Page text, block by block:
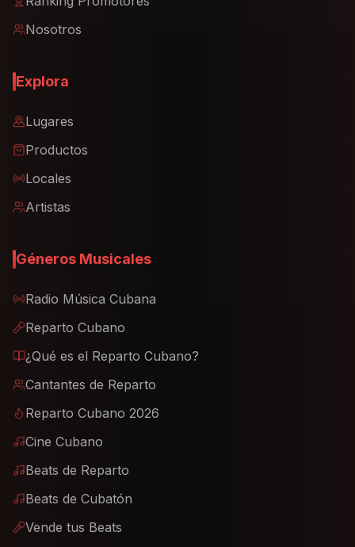
Nosotros
Explora
Lugares
Productos
Locales
Artistas
Géneros Musicales
Radio Música Cubana
Reparto Cubano
¿Qué es el Reparto Cubano?
Cantantes de Reparto
Reparto Cubano 2026
Cine Cubano
Beats de Reparto
Beats de Cubatón
Vende tus Beats